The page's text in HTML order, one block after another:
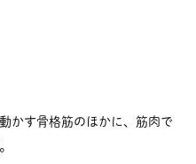
かす骨格筋のほかに、筋肉で